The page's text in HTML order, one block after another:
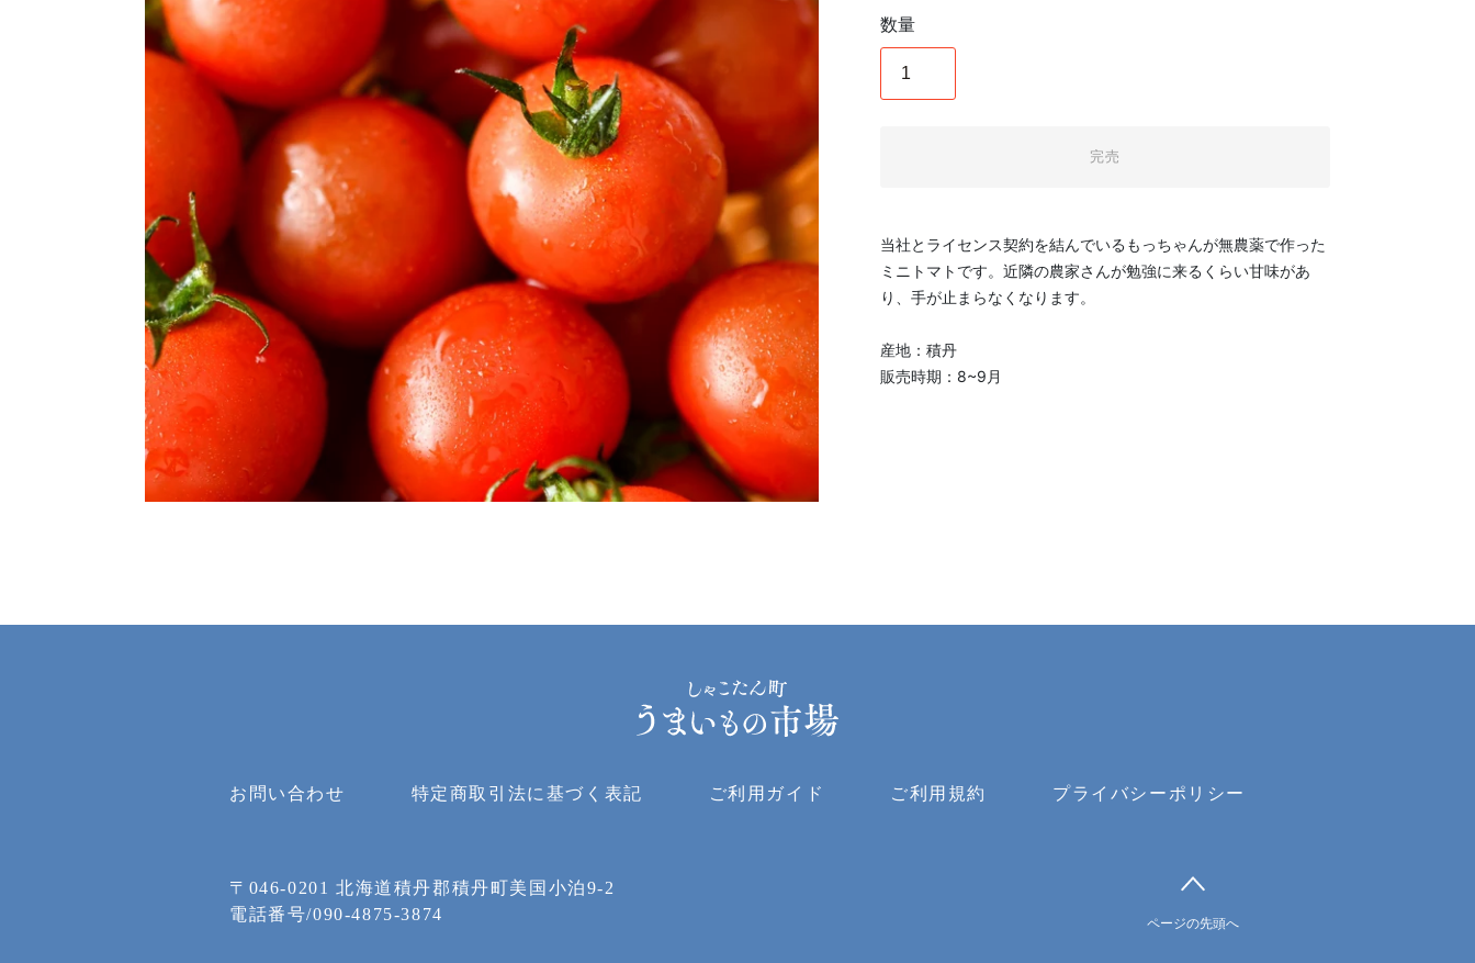
数量
完売
当社とライセンス契約を結んでいるもっちゃんが無農薬で作った
ミニトマトです。近隣の農家さんが勉強に来るくらい甘味があ
り、手が止まらなくなります。
産地：積丹
販売時期：8~9月
お問い合わせ 特定商取引法に基づく表記 ご利用ガイド ご利用規約 プライバシーポリシー
〒046-0201 北海道積丹郡積丹町美国小泊9-2
電話番号/090-4875-3874
ページの先頭へ